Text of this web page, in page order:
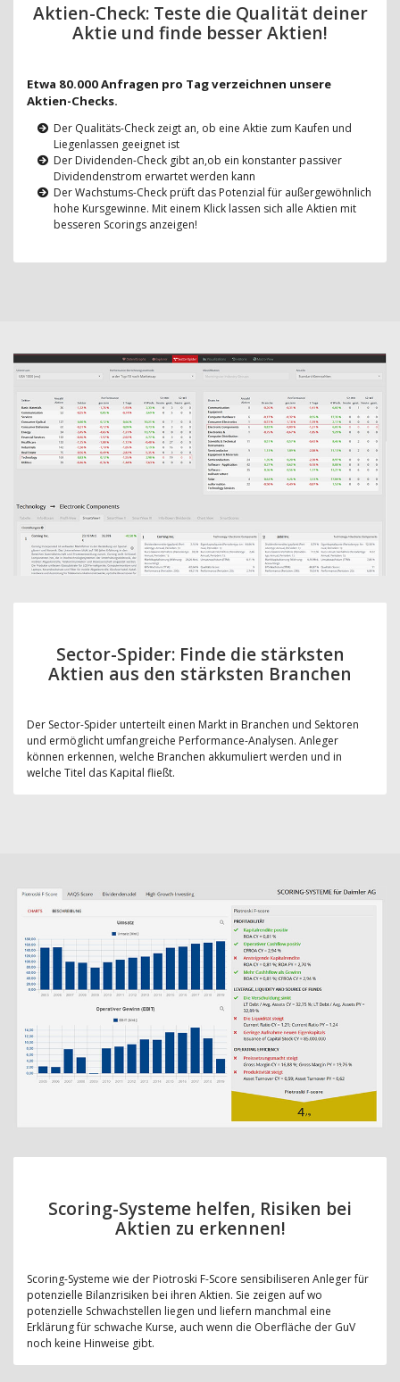
Aktien-Check: Teste die Qualität deiner
Aktie und finde besser Aktien!
Etwa 80.000 Anfragen pro Tag verzeichnen unsere
Aktien-Checks.
Der Qualitäts-Check zeigt an, ob eine Aktie zum Kaufen und
Liegenlassen geeignet ist
Der Dividenden-Check gibt an,ob ein konstanter passiver
Dividendenstrom erwartet werden kann
Der Wachstums-Check prüft das Potenzial für außergewöhnlich
hohe Kursgewinne. Mit einem Klick lassen sich alle Aktien mit
besseren Scorings anzeigen!
Sector-Spider: Finde die stärksten
Aktien aus den stärksten Branchen
Der Sector-Spider unterteilt einen Markt in Branchen und Sektoren
und ermöglicht umfangreiche Performance-Analysen. Anleger
können erkennen, welche Branchen akkumuliert werden und in
welche Titel das Kapital fließt.
Scoring-Systeme helfen, Risiken bei
Aktien zu erkennen!
Scoring-Systeme wie der Piotroski F-Score sensibiliseren Anleger für
potenzielle Bilanzrisiken bei ihren Aktien. Sie zeigen auf wo
potenzielle Schwachstellen liegen und liefern manchmal eine
Erklärung für schwache Kurse, auch wenn die Oberfläche der GuV
noch keine Hinweise gibt.